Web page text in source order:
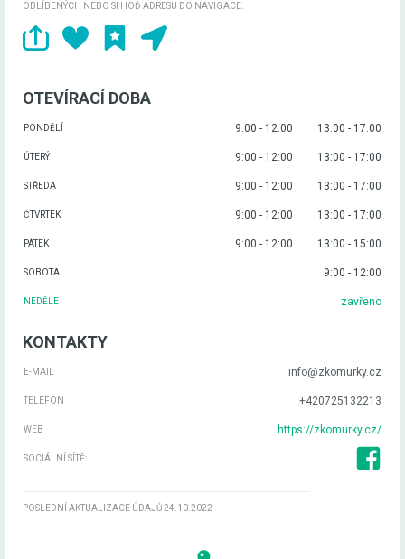
OBLÍBENÝCH NEBO SI HOĎ ADRESU DO NAVIGACE.
OTEVÍRACÍ DOBA
PONDĚLÍ 9:00 - 12:00 13:00 - 17:00
ÚTERÝ 9:00 - 12:00 13:00 - 17:00
STŘEDA 9:00 - 12:00 13:00 - 17:00
ČTVRTEK 9:00 - 12:00 13:00 - 17:00
PÁTEK 9:00 - 12:00 13:00 - 15:00
SOBOTA 9:00 - 12:00
NEDĚLE zavřeno
KONTAKTY
E-MAIL info@zkomurky.cz
TELEFON +420725132213
WEB https://zkomurky.cz/
SOCIÁLNÍ SÍTĚ:
POSLEDNÍ AKTUALIZACE ÚDAJŮ 24.10.2022